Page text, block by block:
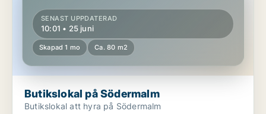
SENAST UPPDATERAD
10:01 • 25 juni
Skapad 1 mo Ca. 80 m2
Butikslokal på Södermalm
Butikslokal att hyra på Södermalm